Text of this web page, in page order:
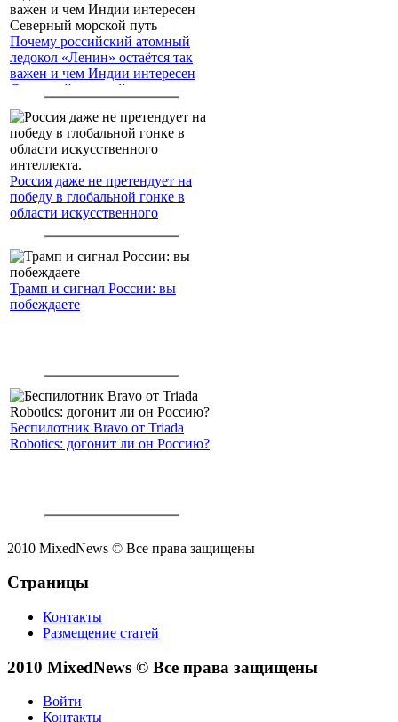
Почему российский атомный
ледокол «Ленин» остаётся так
важен и чем Индии интересен
Северный морской путь
Россия даже не претендует на
победу в глобальной гонке в
области искусственного
Трамп и сигнал России: вы
побеждаете
Беспилотник Bravo от Triada
Robotics: догонит ли он Россию?
2010 MixedNews © Все права защищены
Страницы
Контакты
Размещение статей
2010 MixedNews © Все права защищены
Войти
Контакты